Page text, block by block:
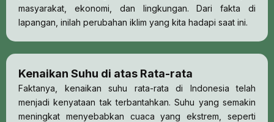
masyarakat, ekonomi, dan lingkungan. Dari fakta di
lapangan, inilah perubahan iklim yang kita hadapi saat ini.
Kenaikan Suhu di atas Rata-rata
Faktanya, kenaikan suhu rata-rata di Indonesia telah
menjadi kenyataan tak terbantahkan. Suhu yang semakin
meningkat menyebabkan cuaca yang ekstrem, seperti